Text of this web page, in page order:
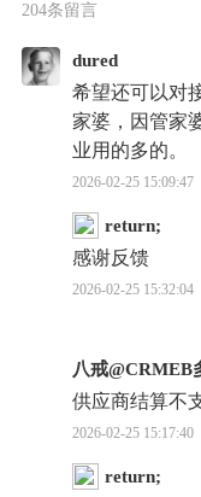
204条留言
dured
希望还可以对
家婆，因管家
业用的多的。
2026-02-25 15:09:47
return;
感谢反馈
2026-02-25 15:32:04
八戒@CRMEB
供应商结算不
2026-02-25 15:17:40
return;